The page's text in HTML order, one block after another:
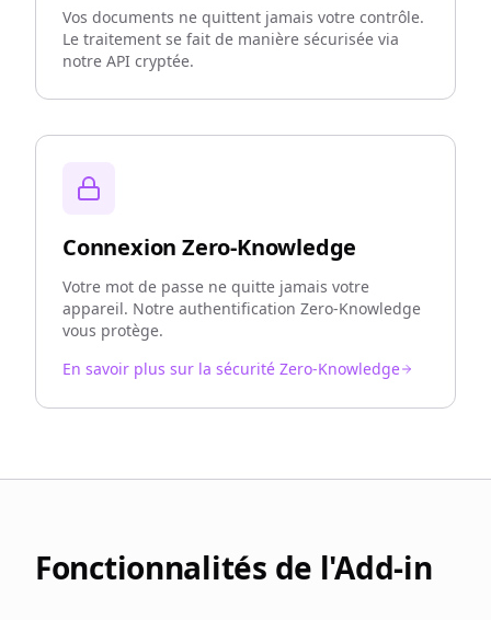
Vos documents ne quittent jamais votre contrôle.
Le traitement se fait de manière sécurisée via
notre API cryptée.
Connexion Zero-Knowledge
Votre mot de passe ne quitte jamais votre
appareil. Notre authentification Zero-Knowledge
vous protège.
En savoir plus sur la sécurité Zero-Knowledge
Fonctionnalités de l'Add-in